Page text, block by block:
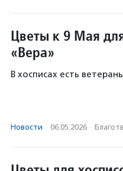
Цветы к 9 Мая
«Вера»
В хосписах есть
Новости · 06.05.2026 ·